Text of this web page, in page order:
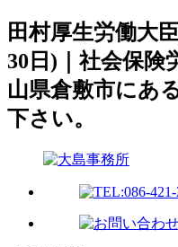
田村厚生労働大
30日)｜社会保険
山県倉敷市にあ
下さい。